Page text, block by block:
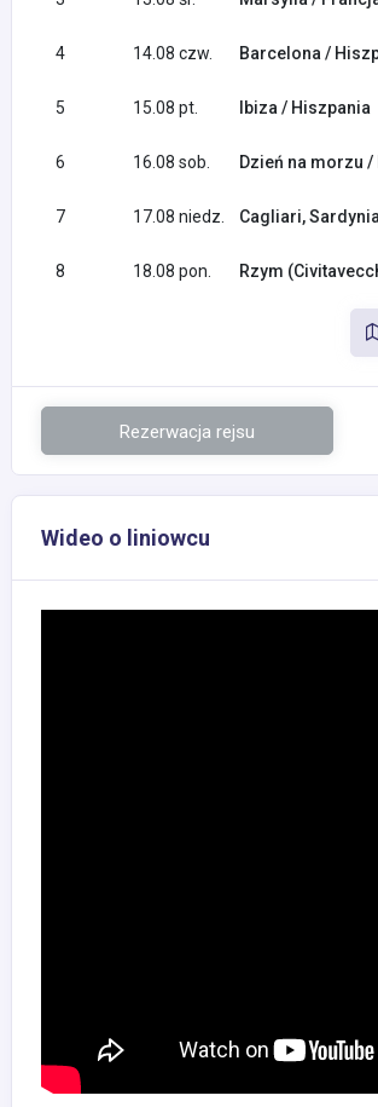
4 14.08 czw. Barcelona /
5 15.08 pt. Ibiza / Hiszpania
6 16.08 sob. Dzień na morzu
7 17.08 niedz. Cagliari,
8 18.08 pon. Rzym
Rezerwacja rejsu
Wideo o liniowcu